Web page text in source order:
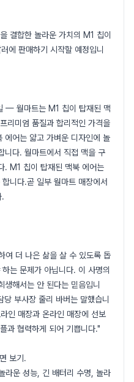
결합한 놀라운 가치의 M1 칩이
판매하기 시작할 예정입니
— 월마트는 M1 칩이 탑재된 맥
리미엄 품질과 합리적인 가격을
에어는 얇고 가벼운 디자인에 놀
니다. 월마트에서 직접 맥을 구
. M1 칩이 탑재된 맥북 에어는
니다.곧 일부 월마트 매장에서
.
여 더 나은 삶을 살 수 있도록 돕
는 문제가 아닙니다. 이 사명의
해서는 안 된다는 믿음입니
부사장 줄리 바버는 말했습니
인 매장과 온라인 매장에 선보
과 협력하게 되어 기쁩니다."
보기.
운 성능, 긴 배터리 수명, 놀라